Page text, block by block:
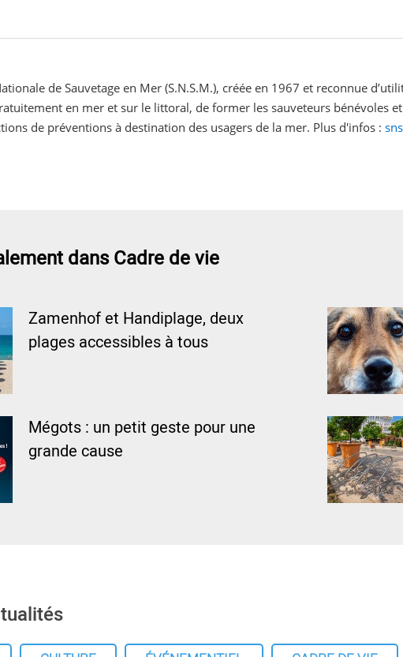
de Sauvetage en Mer (S.N.S.M.), créée en 1967 et reconnue
en mer et sur le littoral, de former les sauveteurs bénévoles
de préventions à destination des usagers de la mer. Plus d'infos :
dans Cadre de vie
Zamenhof et Handiplage, deux
plages accessibles à tous
Mégots : un petit geste pour une
grande cause